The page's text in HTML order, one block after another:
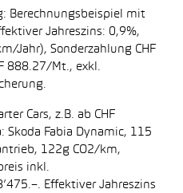
Berechnungsbeispiel mit
Jahreszins: 0,9%,
Jahr), Sonderzahlung CHF
888.27/Mt., exkl.
Cars, z.B. ab CHF
Skoda Fabia Dynamic, 115
122g CO2/km,
inkl.
Effektiver Jahreszins